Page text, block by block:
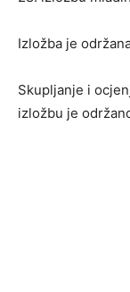
Izložba je
Skupljanje i
izložbu je